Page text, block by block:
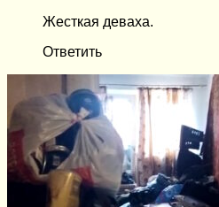
Жесткая деваха.
Ответить